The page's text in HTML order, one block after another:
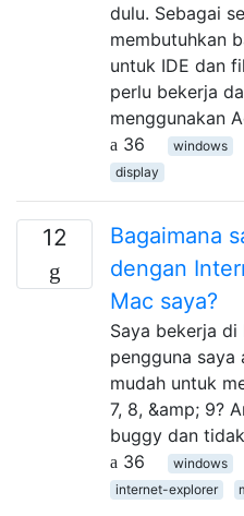
dulu. Sebagai
membutuhkan
untuk IDE dan
perlu bekerja
menggunakan
36
windows
display
12
Bagaimana
dengan
Mac saya?
Saya bekerja
pengguna saya
mudah untuk
7, 8, &amp; 9?
buggy dan
36
windows
internet-explorer